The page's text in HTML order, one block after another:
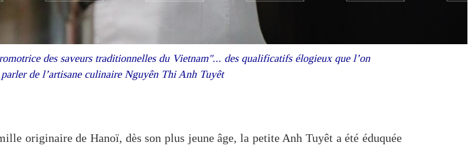
des saveurs traditionnelles du Vietnam"... des qualificatifs élogieux que l’on
de l’artisane culinaire Nguyên Thi Anh Tuyêt
originaire de Hanoï, dès son plus jeune âge, la petite Anh Tuyêt a été éduquée